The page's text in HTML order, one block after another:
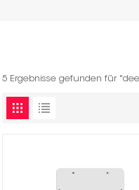
5 Ergebnisse gefunden für